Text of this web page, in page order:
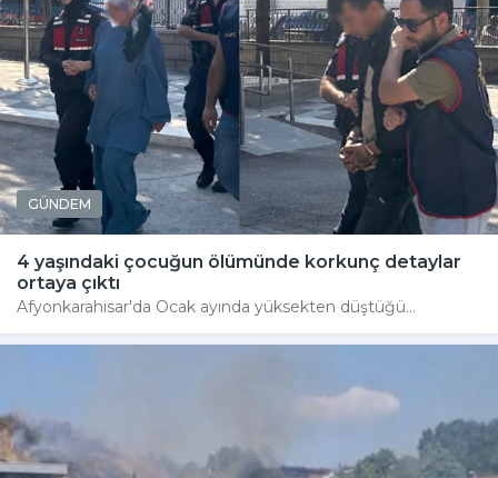
GÜNDEM
4 yaşındaki çocuğun ölümünde korkunç detaylar
ortaya çıktı
Afyonkarahisar'da Ocak ayında yüksekten düştüğü...